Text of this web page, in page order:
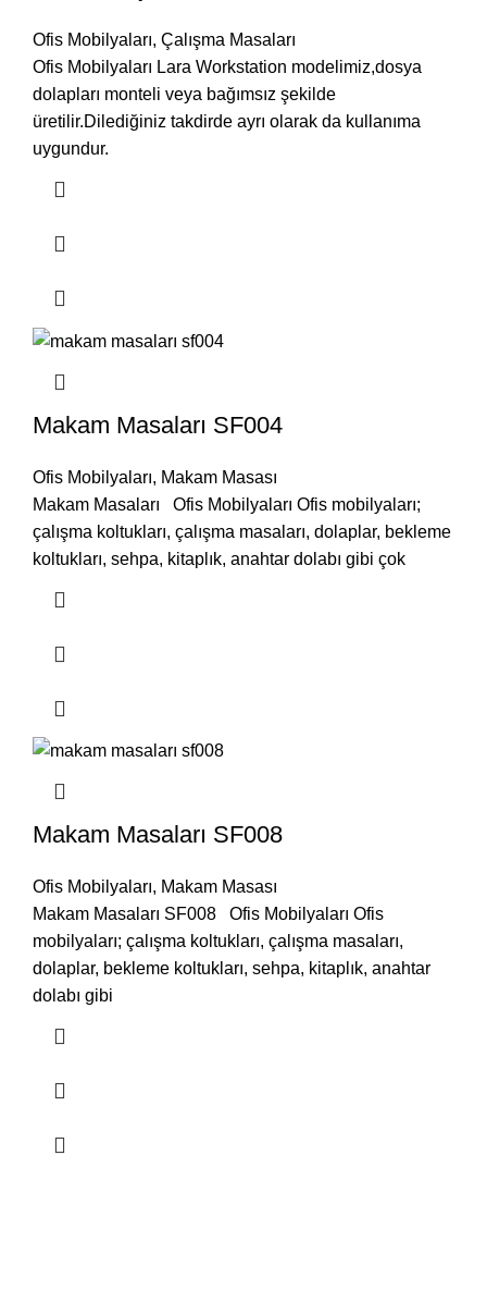
Ofis Mobilyaları, Çalışma Masaları
Ofis Mobilyaları Lara Workstation modelimiz,dosya
dolapları monteli veya bağımsız şekilde
üretilir.Dilediğiniz takdirde ayrı olarak da kullanıma
uygundur.
Makam Masaları SF004
Ofis Mobilyaları, Makam Masası
Makam Masaları Ofis Mobilyaları Ofis mobilyaları;
çalışma koltukları, çalışma masaları, dolaplar, bekleme
koltukları, sehpa, kitaplık, anahtar dolabı gibi çok
Makam Masaları SF008
Ofis Mobilyaları, Makam Masası
Makam Masaları SF008 Ofis Mobilyaları Ofis
mobilyaları; çalışma koltukları, çalışma masaları,
dolaplar, bekleme koltukları, sehpa, kitaplık, anahtar
dolabı gibi